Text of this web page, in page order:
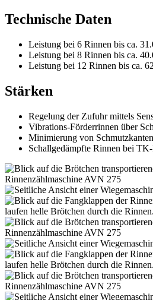
Technische Daten
Leistung bei 6 Rinnen bis ca.
Leistung bei 8 Rinnen bis ca.
Leistung bei 12 Rinnen bis ca.
Stärken
Regelung der Zufuhr mittels
Vibrations-Förderrinnen über
Minimierung von Schmutzkanten
Schallgedämpfte Rinnen bei